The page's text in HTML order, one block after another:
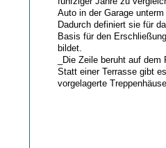
Auto in der Garage
Dadurch definiert sie für
Basis für den
bildet.
_Die Zeile beruht auf
Statt einer Terrasse gibt
vorgelagerte